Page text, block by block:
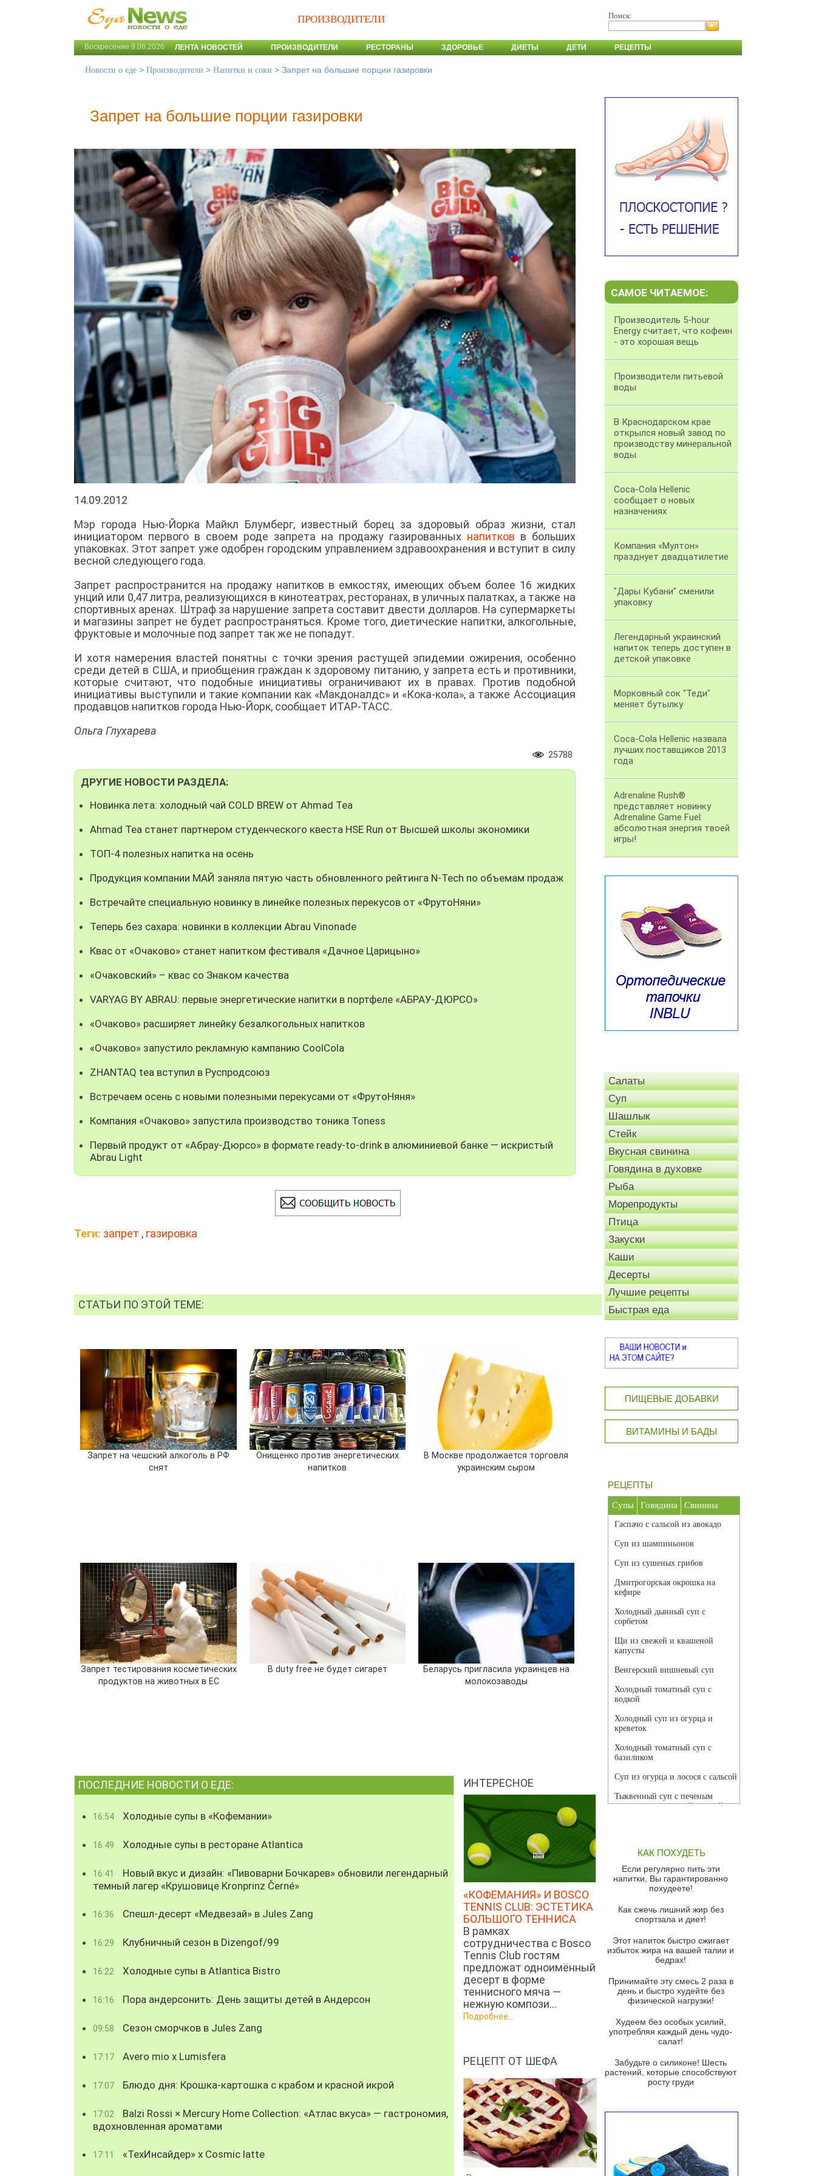
ПРОИЗВОДИТЕЛИ Поиск:
Воскресение 9.08.2026 ЛЕНТА НОВОСТЕЙ ПРОИЗВОДИТЕЛИ РЕСТОРАНЫ ЗДОРОВЬЕ ДИЕТЫ ДЕТИ РЕЦЕПТЫ
Новости о еде > Производители > Напитки и соки > Запрет на большие порции газировки
Запрет на большие порции газировки
14.09.2012
Мэр города Нью-Йорка Майкл Блумберг, известный борец за здоровый образ жизни, стал
инициатором первого в своем роде запрета на продажу газированных напитков в больших
упаковках. Этот запрет уже одобрен городским управлением здравоохранения и вступит в силу
весной следующего года.
Запрет распространится на продажу напитков в емкостях, имеющих объем более 16 жидких
унций или 0,47 литра, реализующихся в кинотеатрах, ресторанах, в уличных палатках, а также на
спортивных аренах. Штраф за нарушение запрета составит двести долларов. На супермаркеты
и магазины запрет не будет распространяться. Кроме того, диетические напитки, алкогольные,
фруктовые и молочные под запрет так же не попадут.
И хотя намерения властей понятны с точки зрения растущей эпидемии ожирения, особенно
среди детей в США, и приобщения граждан к здоровому питанию, у запрета есть и противники,
которые считают, что подобные инициативы ограничивают их в правах. Против подобной
инициативы выступили и такие компании как «Макдоналдс» и «Кока-кола», а также Ассоциация
продавцов напитков города Нью-Йорк, сообщает ИТАР-ТАСС.
Ольга Глухарева
25788
ДРУГИЕ НОВОСТИ РАЗДЕЛА:
Новинка лета: холодный чай COLD BREW от Ahmad Tea
Ahmad Tea станет партнером студенческого квеста HSE Run от Высшей школы экономики
ТОП-4 полезных напитка на осень
Продукция компании МАЙ заняла пятую часть обновленного рейтинга N-Tech по объемам продаж
Встречайте специальную новинку в линейке полезных перекусов от «ФрутоНяни»
Теперь без сахара: новинки в коллекции Abrau Vinonade
Квас от «Очаково» станет напитком фестиваля «Дачное Царицыно»
«Очаковский» – квас со Знаком качества
VARYAG BY ABRAU: первые энергетические напитки в портфеле «АБРАУ-ДЮРСО»
«Очаково» расширяет линейку безалкогольных напитков
«Очаково» запустило рекламную кампанию CoolCola
ZHANTAQ tea вступил в Руспродсоюз
Встречаем осень с новыми полезными перекусами от «ФрутоНяня»
Компания «Очаково» запустила производство тоника Toness
Первый продукт от «Абрау-Дюрсо» в формате ready-to-drink в алюминиевой банке — искристый
Abrau Light
Теги: запрет , газировка
СТАТЬИ ПО ЭТОЙ ТЕМЕ:
Запрет на чешский алкоголь в РФ
снят
Онищенко против энергетических
напитков
В Москве продолжается торговля
украинским сыром
Запрет тестирования косметических
продуктов на животных в ЕС
В duty free не будет сигарет
Беларусь пригласила украинцев на
молокозаводы
ПОСЛЕДНИЕ НОВОСТИ О ЕДЕ:
16:54 Холодные супы в «Кофемании»
16:49 Холодные супы в ресторане Atlantica
16:41
Новый вкус и дизайн: «Пивоварни Бочкарев» обновили легендарный
темный лагер «Крушовице Kronprinz Černé»
16:36 Спешл-десерт «Медвезай» в Jules Zang
16:29 Клубничный сезон в Dizengof/99
16:22 Холодные супы в Atlantica Bistro
16:16 Пора андерсонить: День защиты детей в Андерсон
09:58 Сезон сморчков в Jules Zang
17:17 Avero mio x Lumisfera
17:07 Блюдо дня: Крошка-картошка с крабом и красной икрой
17:02
Balzi Rossi × Mercury Home Collection: «Атлас вкуса» — гастрономия,
вдохновленная ароматами
17:11 «ТехИнсайдер» х Cosmic latte
ИНТЕРЕСНОЕ
«КОФЕМАНИЯ» И BOSCO
TENNIS CLUB: ЭСТЕТИКА
БОЛЬШОГО ТЕННИСА
В рамках
сотрудничества с Bosco
Tennis Club гостям
предложат одноимённый
десерт в форме
теннисного мяча —
нежную компози...
Подробнее...
РЕЦЕПТ ОТ ШЕФА
САМОЕ ЧИТАЕМОЕ:
Производитель 5-hour
Energy считает, что кофеин
- это хорошая вещь
Производители питьевой
воды
В Краснодарском крае
открылся новый завод по
производству минеральной
воды
Coca-Cola Hellenic
сообщает о новых
назначениях
Компания «Мултон»
празднует двадцатилетие
"Дары Кубани" сменили
упаковку
Легендарный украинский
напиток теперь доступен в
детской упаковке
Морковный сок "Теди"
меняет бутылку
Coca-Cola Hellenic назвала
лучших поставщиков 2013
года
Adrenaline Rush®
представляет новинку
Adrenaline Game Fuel:
абсолютная энергия твоей
игры!
Салаты
Суп
Шашлык
Стейк
Вкусная свинина
Говядина в духовке
Рыба
Морепродукты
Птица
Закуски
Каши
Десерты
Лучшие рецепты
Быстрая еда
ПИЩЕВЫЕ ДОБАВКИ
ВИТАМИНЫ И БАДЫ
РЕЦЕПТЫ
Супы Говядина Свинина
Гаспачо с сальсой из авокадо
Суп из шампиньонов
Суп из сушеных грибов
Дмитрогорская окрошка на
кефире
Холодный дынный суп с
сорбетом
Щи из свежей и квашеной
капусты
Венгерский вишневый суп
Холодный томатный суп с
водкой
Холодный суп из огурца и
креветок
Холодный томатный суп с
базиликом
Суп из огурца и лосося с сальсой
Тыквенный суп с печеным
чесноком и томатной сальсой
красного перца
Парижский луковый суп
Суп из спаржи и горошка с
Суп-крем из цветной капусты
Французский луковый суп
Суп из баклажанов с моцареллой
Грибной крем-суп с кростини с
козьим сыром
Суп мисо с зеленым луком и
тофу
из рукколы
Португальский чесночный суп с
Ирландский картофельный суп
Суп из пастернака
КАК ПОХУДЕТЬ
Если регулярно пить эти
напитки, Вы гарантированно
похудеете!
Как сжечь лишний жир без
спортзала и диет!
Этот напиток быстро сжигает
избыток жира на вашей талии и
бедрах!
Принимайте эту смесь 2 раза в
день и быстро худейте без
физической нагрузки!
Худеем без особых усилий,
употребляя каждый день чудо-
салат!
Забудьте о силиконе! Шесть
растений, которые способствуют
росту груди